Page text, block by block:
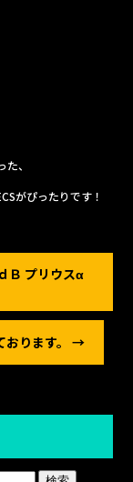
、
がぴったりです！
プリウスα
ります。 →